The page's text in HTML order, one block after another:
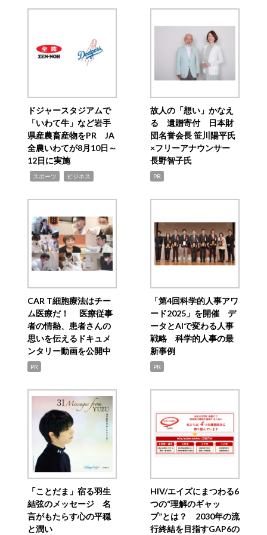
ドジャースタジアムで
「いわて牛」など岩手
県産農畜産物をPR JA
全農いわてが8月10日～
12日に実施
スポーツ ビジネス
故人の「想い」かなえ
る 遺贈寄付 日本財
団名誉会長 笹川陽平氏
×フリーアナウンサー
長野智子氏
PR
CAR T細胞療法はチー
ム医療だ！ 医療従事
者の情熱、患者さんの
思いを伝えるドキュメ
ンタリー動画を公開中
PR
「第4回科学的人事アワ
ード2025」を開催 デ
ータとAIで変わる人事
戦略 科学的人事の最
新事例
PR
「ことだま」宿る羽生
結弦のメッセージ 名
言がもたらす心の平穏
と潤い
HIV/エイズにまつわる6
つの“理解のギャッ
プ”とは？ 2030年の流
行終結を目指すGAP6の